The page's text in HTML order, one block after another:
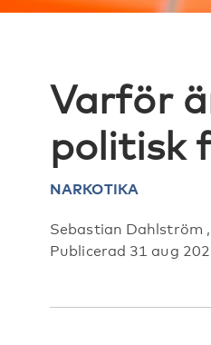
Varför
politisk
NARKOTIKA
Sebastian Dahlström
Publicerad 31 aug